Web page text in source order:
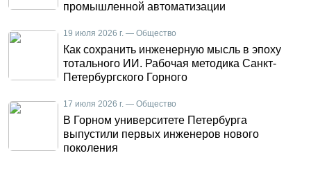
промышленной автоматизации
19 июля 2026 г. — Общество
Как сохранить инженерную мысль в эпоху
тотального ИИ. Рабочая методика Санкт-
Петербургского Горного
17 июля 2026 г. — Общество
В Горном университете Петербурга
выпустили первых инженеров нового
поколения